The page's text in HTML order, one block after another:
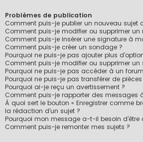
Problèmes de publication
Comment puis-je publier un nouveau sujet
Comment puis-je modifier ou supprimer un
Comment puis-je insérer une signature à
Comment puis-je créer un sondage ?
Pourquoi ne puis-je pas ajouter plus
Comment puis-je modifier ou supprimer un
Pourquoi ne puis-je pas accéder à un
Pourquoi ne puis-je pas transférer de
Pourquoi ai-je reçu un avertissement ?
Comment puis-je rapporter des messages
À quoi sert le bouton « Enregistrer comme
la rédaction d’un sujet ?
Pourquoi mon message a-t-il besoin d’être
Comment puis-je remonter mes sujets ?